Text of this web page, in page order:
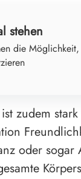
stehen
die
zudem
oder sogar